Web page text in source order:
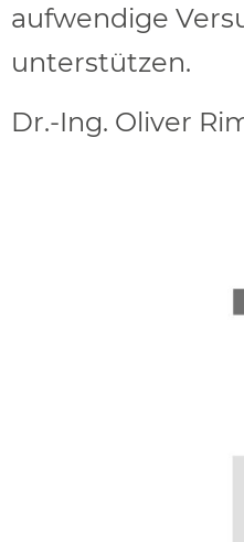
aufwendige
unterstützen.
Dr.-Ing. Oliver